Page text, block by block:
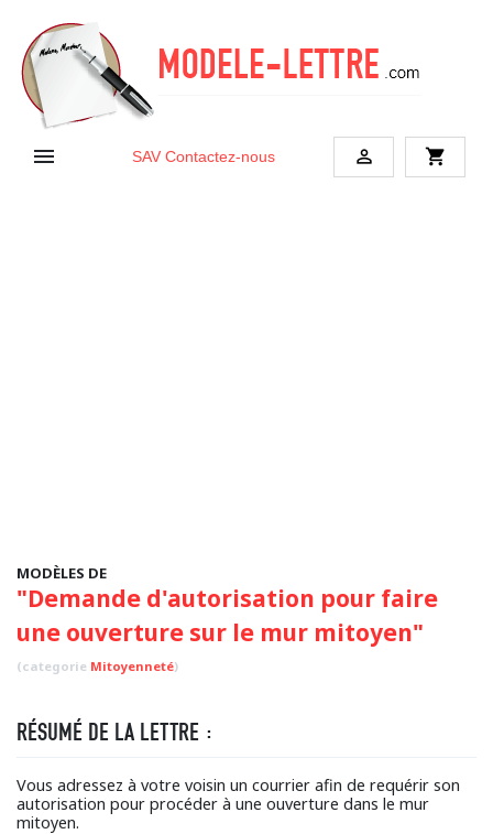
 SAV Contactez-nous  shopping_cart
MODÈLES DE
"Demande d'autorisation pour faire
une ouverture sur le mur mitoyen"
(categorie Mitoyenneté)
RÉSUMÉ DE LA LETTRE :
Vous adressez à votre voisin un courrier afin de requérir son
autorisation pour procéder à une ouverture dans le mur
mitoyen.